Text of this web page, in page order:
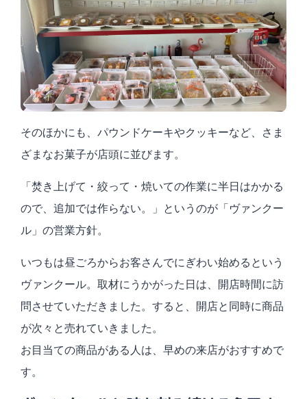
そのほかにも、パウンドケーキやクッキーなど、さま
ざまなお菓子が店頭に並びます。
「焚き上げて・絞って・焼いての作業に半日はかかる
ので、追加では作らない。」というのが「ヴァンクー
ル」の営業方針。
いつもは昼ごろからお客さんでにぎわい始めるという
ヴァンクール。 取材にうかがった日は、開店時間に訪
問させていただきました。 すると、開店と同時に商品
が次々と売れていきました。
お目当ての商品がある人は、早めの来店がおすすめで
す。